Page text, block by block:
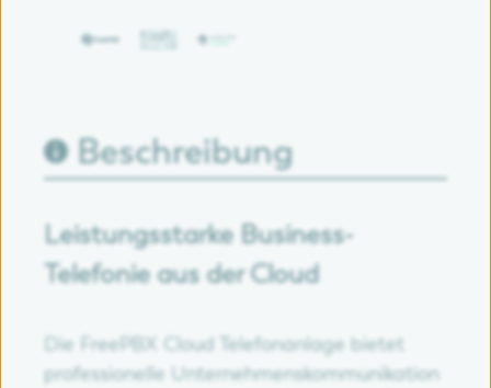
Beschreibung
Leistungsstarke Business-
Telefonie aus der Cloud
Die FreePBX Cloud Telefonanlage bietet
professionelle Unternehmenskommunikation